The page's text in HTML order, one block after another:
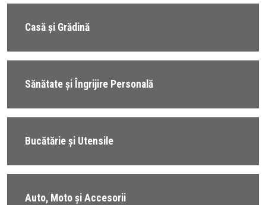
Casă și Grădină
Sănătate și Îngrijire Personală
Bucătărie și Utensile
Auto, Moto și Accesorii